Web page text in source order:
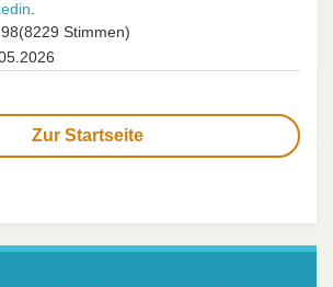
.
(8229 Stimmen)
Zur Startseite